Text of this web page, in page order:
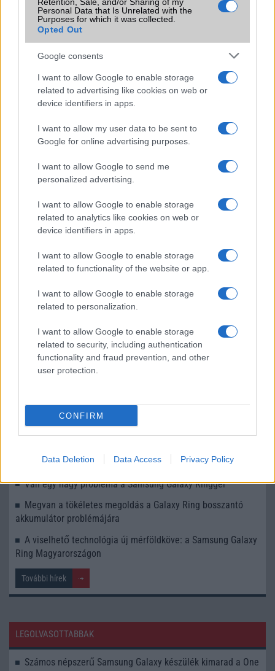
Personal Data that Is Unrelated with the
Purposes for which it was collected.
Opted Out
Google consents
I want to allow Google to enable storage
related to advertising like cookies on web or
device identifiers in apps.
I want to allow my user data to be sent to
Google for online advertising purposes.
I want to allow Google to send me
personalized advertising.
I want to allow Google to enable storage
related to analytics like cookies on web or
device identifiers in apps.
I want to allow Google to enable storage
related to functionality of the website or app.
I want to allow Google to enable storage
related to personalization.
I want to allow Google to enable storage
related to security, including authentication
functionality and fraud prevention, and other
user protection.
CONFIRM
Data Deletion Data Access Privacy Policy
bemutatkozhat, miközben az áremelésekről szóló
találgatások továbbra is beárnyékolják a rajtot.
Az Android rejtett automatizmusai: hat
funkció, amely észrevétlenül könnyíti
2026.06.14| Android Police
Sok felhasználó külön alkalmazásokra esküszik, pedig az
Android már évek óta olyan intelligens funkciókat kínál,
megváltoztatja a mobilhasználatot –
sokan mégsem tudnak róla
Az Edge Panel az egyik leghasznosabb funkció, amely
jelentősen felgyorsítja a mindennapi használatot,
miközben a Pixel telefonokból továbbra is hiányzik.
KAPCSOLÓDÓ HÍREK
A Samsung Galaxy Ring augusztusban jelenik meg
korlátozott funkcionalitással
A Samsung Galaxy Ring villogni is tud
számítunk
Így válaszd ki a megfelelő Galaxy Ring méretet!
ujjadon!
Van egy nagy probléma a Samsung Galaxy Ringgel
Megvan a tökéletes megoldás a Galaxy Ring bosszantó
akkumulátor problémájára
A viselhető technológia új mérföldköve: a Samsung Galaxy
Ring Magyarországon
További hírek
LEGOLVASOTTABBAK
Számos népszerű Samsung Galaxy készülék kimarad a One